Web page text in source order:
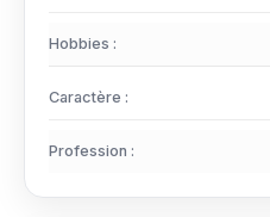
Hobbies :
Caractère :
Profession :